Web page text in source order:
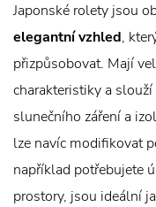
Japonské rolety jsou
elegantní vzhled,
přizpůsobovat. Mají
charakteristiky a
slunečního záření a
lze navíc modifikovat
například potřebujete
prostory, jsou ideální